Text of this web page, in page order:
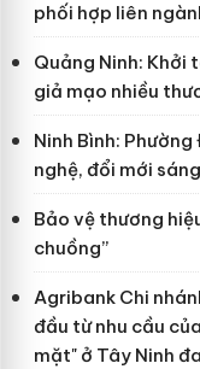
phối hợp liên
Quảng Ninh: Khởi
giả mạo nhiều
Ninh Bình:
nghệ, đổi mới
Bảo vệ thương
chuồng”
Agribank Chi
đầu từ nhu cầu
mặt" ở Tây Ninh